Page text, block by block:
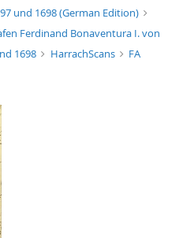
und 1698 (German Edition)
Ferdinand Bonaventura I. von
1698
HarrachScans
FA